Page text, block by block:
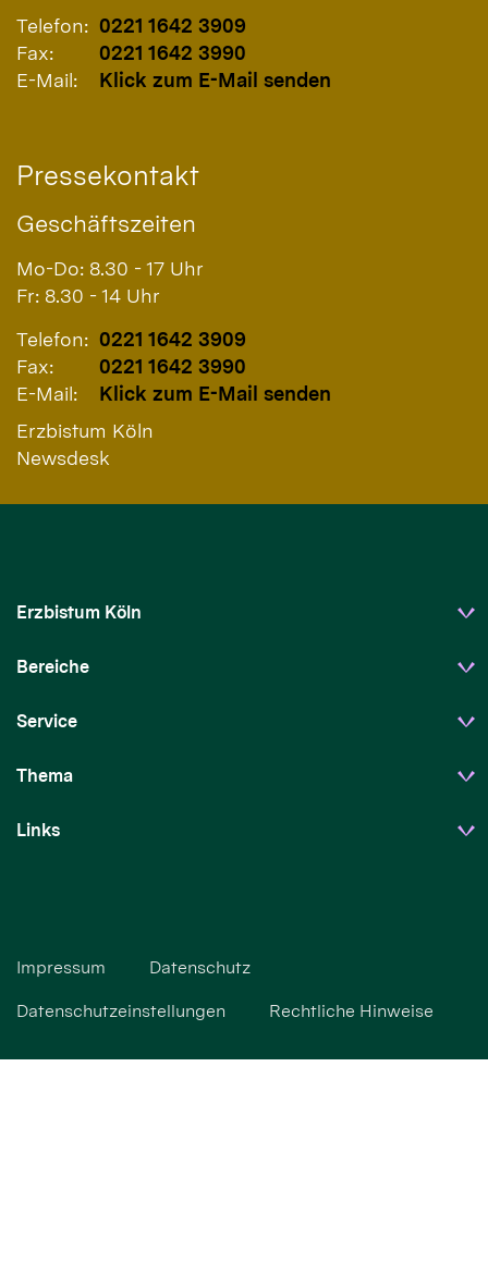
Telefon: 0221 1642 3909
Fax:
0221 1642 3990
E-Mail:
Klick zum E-Mail senden
Pressekontakt
Geschäftszeiten
Mo-Do: 8.30 - 17 Uhr
Fr: 8.30 - 14 Uhr
Telefon: 0221 1642 3909
Fax:
0221 1642 3990
E-Mail:
Klick zum E-Mail senden
Erzbistum Köln
Newsdesk
Erzbistum Köln
Bereiche
Service
Thema
Links
Impressum Datenschutz
Datenschutzeinstellungen Rechtliche Hinweise